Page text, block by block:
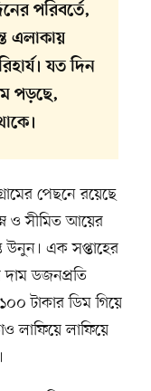
পরিবর্তে,
এলাকায়
যত দিন
পড়ছে,
পেছনে রয়েছে
ও সীমিত আয়ের
উনুন। এক সপ্তাহের
দাম ডজনপ্রতি
টাকার ডিম গিয়ে
লাফিয়ে লাফিয়ে